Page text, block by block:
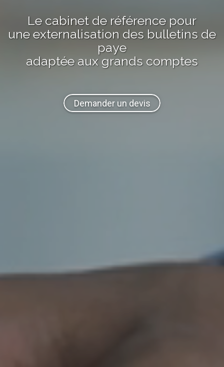
Le cabinet de référence pour
une externalisation des bulletins de
paye
adaptée aux grands comptes
Demander un devis